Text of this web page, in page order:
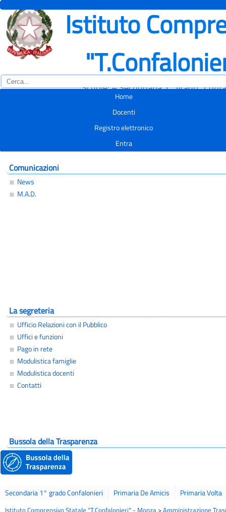
Istituto
Scuole: – Secondaria 1° grado
Home
Docenti
Registro elettronico
Entra
Comunicazioni
News
M.A.D.
La segreteria
Ufficio Relazioni con il Pubblico
Uffici e funzioni
Pago in rete
Modulistica famiglie
Modulistica docenti
Contatti
Bussola della Trasparenza
Secondaria 1° grado Confalonieri Primaria De Amicis Primaria Volta